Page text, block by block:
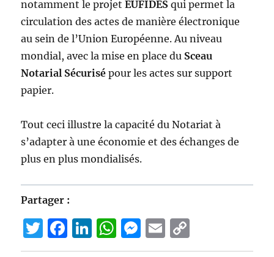
notamment le projetEUFIDES qui permet la
circulation des actes de manière électronique
au sein de l’Union Européenne. Au niveau
mondial, avec la mise en place du Sceau
Notarial Sécurisé pour les actes sur support
papier.
Tout ceci illustre la capacité du Notariat à
s’adapter à une économie et des échanges de
plus en plus mondialisés.
Partager :
T
w
F
a
Li
n
W
h
M
e
E
m o